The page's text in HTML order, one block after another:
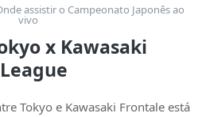
assistir o Campeonato Japonês ao
vivo
x Kawasaki
Tokyo e Kawasaki Frontale está